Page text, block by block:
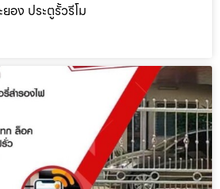
อง ประตูรั้วรีโม